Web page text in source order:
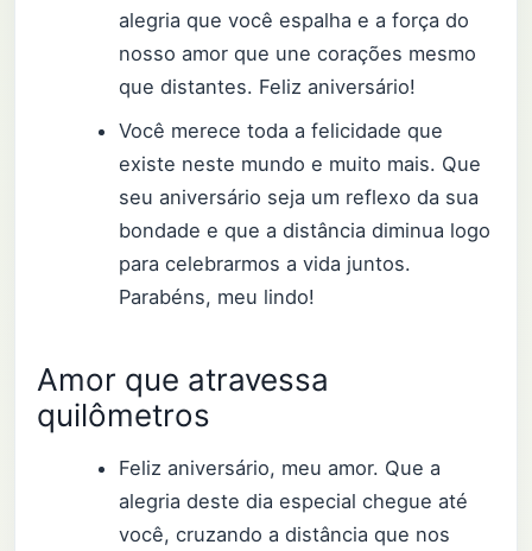
alegria que você espalha e a força do
nosso amor que une corações mesmo
que distantes. Feliz aniversário!
Você merece toda a felicidade que
existe neste mundo e muito mais. Que
seu aniversário seja um reflexo da sua
bondade e que a distância diminua logo
para celebrarmos a vida juntos.
Parabéns, meu lindo!
Amor que atravessa
quilômetros
Feliz aniversário, meu amor. Que a
alegria deste dia especial chegue até
você, cruzando a distância que nos